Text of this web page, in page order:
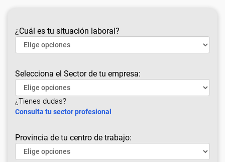
¿Cuál es tu situación laboral?
Selecciona el Sector de tu empresa:
¿Tienes dudas?
Consulta tu sector profesional
Provincia de tu centro de trabajo: